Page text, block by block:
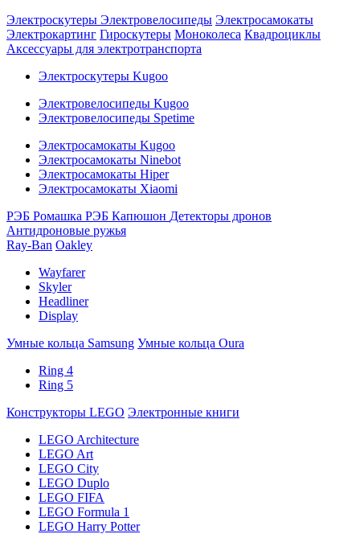
Электроскутеры Электровелосипеды Электросамокаты
Электрокартинг Гироскутеры Моноколеса Квадроциклы
Аксессуары для электротранспорта
Электроскутеры Kugoo
Электровелосипеды Kugoo
Электровелосипеды Spetime
Электросамокаты Kugoo
Электросамокаты Ninebot
Электросамокаты Hiper
Электросамокаты Xiaomi
РЭБ Ромашка РЭБ Капюшон Детекторы дронов
Антидроновые ружья
Ray-Ban Oakley
Wayfarer
Skyler
Headliner
Display
Умные кольца Samsung Умные кольца Oura
Ring 4
Ring 5
Конструкторы LEGO Электронные книги
LEGO Architecture
LEGO Art
LEGO City
LEGO Duplo
LEGO FIFA
LEGO Formula 1
LEGO Harry Potter